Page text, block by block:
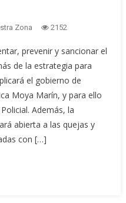
Zona 2152
prevenir y sancionar el
de la estrategia para
el gobierno de
Moya Marín, y para ello
Además, la
abierta a las quejas y
con […]